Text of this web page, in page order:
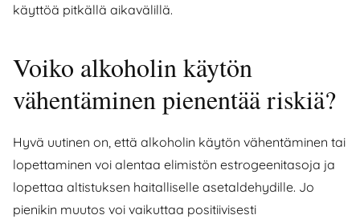
käyttöä pitkällä aikavälillä.
Voiko alkoholin käytön
vähentäminen pienentää riskiä?
Hyvä uutinen on, että alkoholin käytön vähentäminen tai
lopettaminen voi alentaa elimistön estrogeenitasoja ja
lopettaa altistuksen haitalliselle asetaldehydille. Jo
pienikin muutos voi vaikuttaa positiivisesti